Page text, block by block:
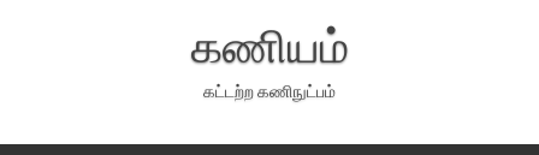
கணியம்
கட்டற்ற கணிநுட்பம்